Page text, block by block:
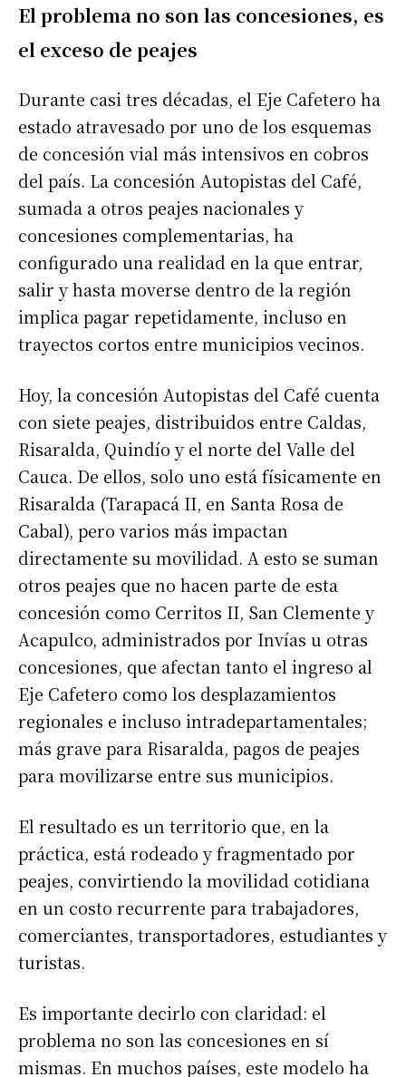
El problema no son las concesiones, es
el exceso de peajes
Durante casi tres décadas, el Eje Cafetero ha
estado atravesado por uno de los esquemas
de concesión vial más intensivos en cobros
del país. La concesión Autopistas del Café,
sumada a otros peajes nacionales y
concesiones complementarias, ha
configurado una realidad en la que entrar,
salir y hasta moverse dentro de la región
implica pagar repetidamente, incluso en
trayectos cortos entre municipios vecinos.
Hoy, la concesión Autopistas del Café cuenta
con siete peajes, distribuidos entre Caldas,
Risaralda, Quindío y el norte del Valle del
Cauca. De ellos, solo uno está físicamente en
Risaralda (Tarapacá II, en Santa Rosa de
Cabal), pero varios más impactan
directamente su movilidad. A esto se suman
otros peajes que no hacen parte de esta
concesión como Cerritos II, San Clemente y
Acapulco, administrados por Invías u otras
concesiones, que afectan tanto el ingreso al
Eje Cafetero como los desplazamientos
regionales e incluso intradepartamentales;
más grave para Risaralda, pagos de peajes
para movilizarse entre sus municipios.
El resultado es un territorio que, en la
práctica, está rodeado y fragmentado por
peajes, convirtiendo la movilidad cotidiana
en un costo recurrente para trabajadores,
comerciantes, transportadores, estudiantes y
turistas.
Es importante decirlo con claridad: el
problema no son las concesiones en sí
mismas. En muchos países, este modelo ha